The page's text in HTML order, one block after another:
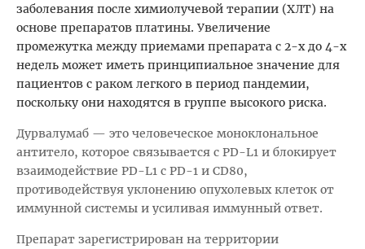
заболевания после химиолучевой терапии (ХЛТ) на
основе препаратов платины. Увеличение
промежутка между приемами препарата с 2-х до 4-х
недель может иметь принципиальное значение для
пациентов с раком легкого в период пандемии,
поскольку они находятся в группе высокого риска.
Дурвалумаб — это человеческое моноклональное
антитело, которое связывается с PD-L1 и блокирует
взаимодействие PD-L1 с PD-1 и CD80,
противодействуя уклонению опухолевых клеток от
иммунной системы и усиливая иммунный ответ.
Препарат зарегистрирован на территории